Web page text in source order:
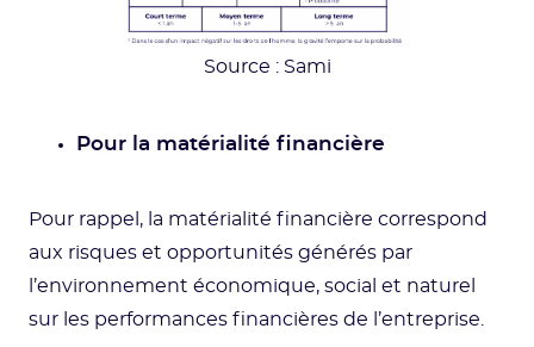
Source : Sami
Pour la matérialité financière
Pour rappel, la matérialité financière correspond
aux risques et opportunités générés par
l’environnement économique, social et naturel
sur les performances financières de l’entreprise.